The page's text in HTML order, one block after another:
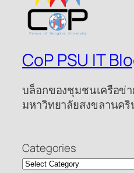
CoP PSU IT
บล็อกของชุมชนเครือข่
มหาวิทยาลัยสงขลานค
Categories